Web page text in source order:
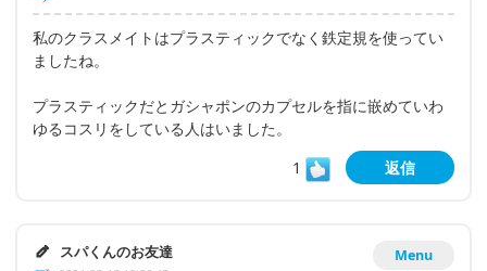
私のクラスメイトはプラスティックでなく鉄定規を使ってい
ましたね。
プラスティックだとガシャポンのカプセルを指に嵌めていわ
ゆるコスリをしている人はいました。
1
返信
Menu
スパくんのお友達